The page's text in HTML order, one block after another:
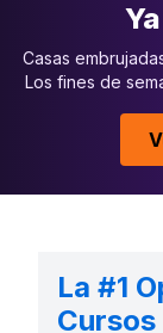
Casas
Los fines de
La #1